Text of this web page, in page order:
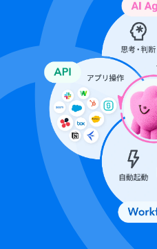
チームプランやサクセス
間の無料トライアルを行
ル中には制限対象のアプ
使用することができます。
「進行先を切り替える」
利用いただける機能（オ
す。フリープランの場合
ペレーションはエラーと
ミニプランなどの有料プ
を行うことが可能です。
アプリや機能（オペレー
ます。